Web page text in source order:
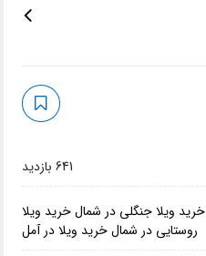
641 بازدید
خرید ویلا جنگلی در شمال خرید ویلا
روستایی در شمال خرید ویلا در آمل